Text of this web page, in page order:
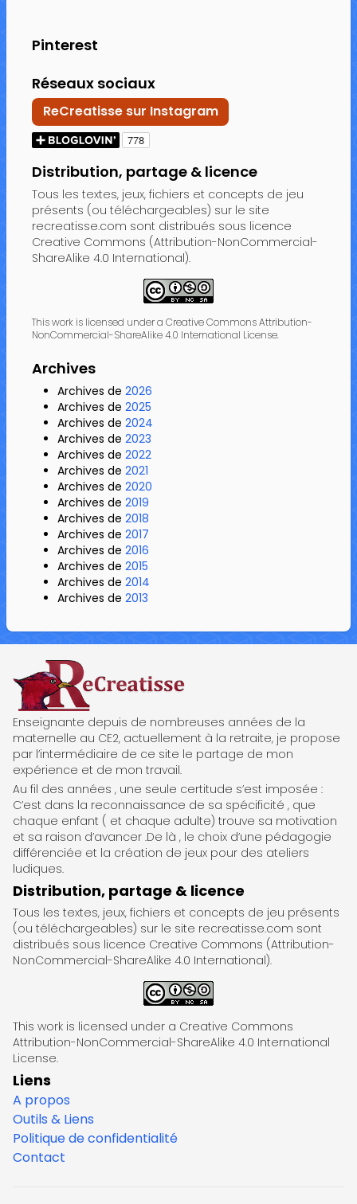
Pinterest
Réseaux sociaux
ReCreatisse sur Instagram
Distribution, partage & licence
Tous les textes, jeux, fichiers et concepts de jeu
présents (ou téléchargeables) sur le site
recreatisse.com sont distribués sous licence
Creative Commons (Attribution-NonCommercial-
ShareAlike 4.0 International).
This work is licensed under a Creative Commons Attribution-
NonCommercial-ShareAlike 4.0 International License.
Archives
Archives de 2026
Archives de 2025
Archives de 2024
Archives de 2023
Archives de 2022
Archives de 2021
Archives de 2020
Archives de 2019
Archives de 2018
Archives de 2017
Archives de 2016
Archives de 2015
Archives de 2014
Archives de 2013
ReCreatisse
Enseignante depuis de nombreuses années de la
maternelle au CE2, actuellement à la retraite, je propose
par l’intermédiaire de ce site le partage de mon
expérience et de mon travail.
Au fil des années , une seule certitude s’est imposée :
C’est dans la reconnaissance de sa spécificité , que
chaque enfant ( et chaque adulte) trouve sa motivation
et sa raison d’avancer .De là , le choix d’une pédagogie
différenciée et la création de jeux pour des ateliers
ludiques.
Distribution, partage & licence
Tous les textes, jeux, fichiers et concepts de jeu présents
(ou téléchargeables) sur le site recreatisse.com sont
distribués sous licence Creative Commons (Attribution-
NonCommercial-ShareAlike 4.0 International).
This work is licensed under a Creative Commons
Attribution-NonCommercial-ShareAlike 4.0 International
License.
Liens
A propos
Outils & Liens
Politique de confidentialité
Contact